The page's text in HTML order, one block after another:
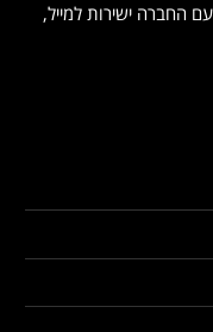
החברה ישירות למייל,